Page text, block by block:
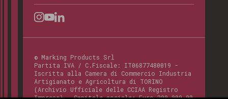
© Marking Products Srl
Partita IVA / C.Fiscale: IT06877480019 -
Iscritta alla Camera di Commercio Industria
Artigianato e Agricoltura di TORINO
(Archivio Ufficiale delle CCIAA Registro